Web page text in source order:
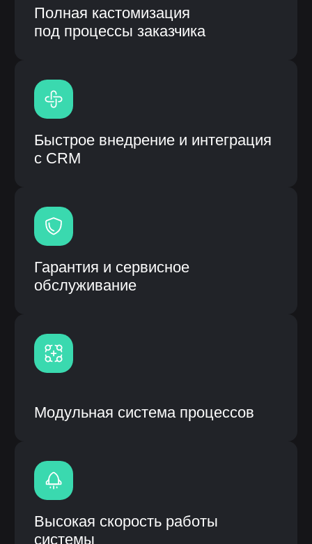
Модульная система процессов
Высокая скорость работы
системы
Единая система вместо
разрозненных решений
технико-организующая система) –
специализированное прикладное
программное обеспечение,
предназначенное для решения задач
синхронизации, координации, анализа
Описание инф.системы:
Собственная разработка с открытым
Интеграция с системами заказчика
(1С, CRM и др.), а также
оборудованием
Высокое быстродействие
месяцев
Внедрение, обучение, гарантия и
сервисное сопроводение